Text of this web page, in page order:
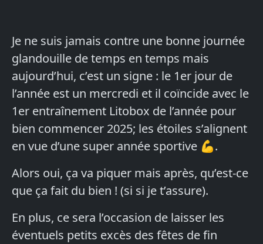
Je ne suis jamais contre une bonne journée
glandouille de temps en temps mais
aujourd’hui, c’est un signe : le 1er jour de
l’année est un mercredi et il coïncide avec le
1er entraînement Litobox de l’année pour
bien commencer 2025; les étoiles s’alignent
en vue d’une super année sportive 💪.
Alors oui, ça va piquer mais après, qu’est-ce
que ça fait du bien ! (si si je t’assure).
En plus, ce sera l’occasion de laisser les
éventuels petits excès des fêtes de fin